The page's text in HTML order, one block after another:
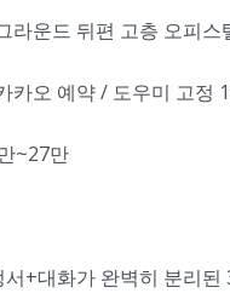
라운드 뒤편 고층 오피스
카오 예약 / 도우미 고정
~27만
+대화가 완벽히 분리된